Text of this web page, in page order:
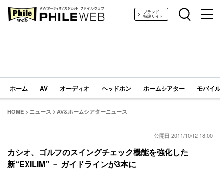
PHILE WEB｜AV/オーディオ/ガジェットブランド
特設サイト
ホーム AV オーディオ ヘッドホン ホームシアター モバイ
HOME > ニュース > AV&ホームシアターニュース
公開日 2011/10/12 18:00
カシオ、ゴルフのスイングチェック機能を強化した
新“EXILIM” － ガイドラインが3本に